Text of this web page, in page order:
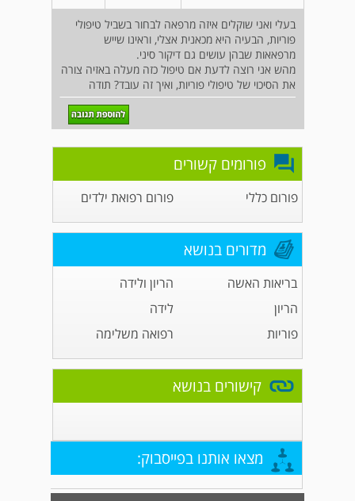
בעלי ואני שוקלים איזה מרפאה לבחור בשביל טיפולי
פוריות, הבעיה היא מכאנית אצלי, וראינו שייש
מרפאאות שבהן עושים גם דיקור סיני.
מהש אני רוצה לדעת אם טיפול כזה מעלה באזיה צורה
את הסיכוי של טיפולי פוריות, ואיך זה עובד? תודה
פורומים קשורים
פורום כללי פורום רפואת ילדים
מדורים בנושא
בריאות האשה
הריון ולידה
הריון
לידה
פוריות
רפואה משלימה
קישורים בנושא
מצאו אותנו בפייסבוק: